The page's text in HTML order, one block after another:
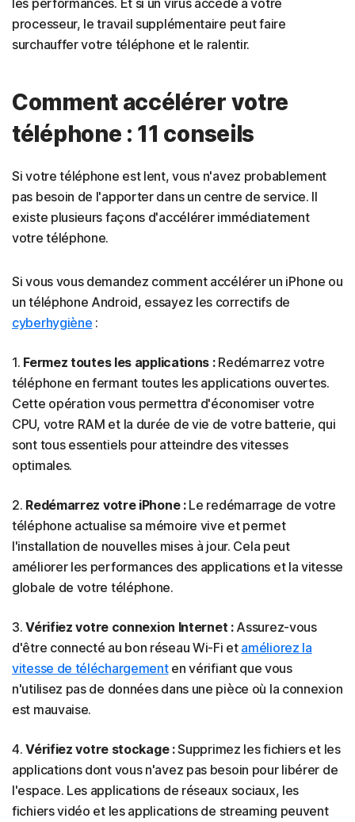
les performances. Et si un virus accède à votre
processeur, le travail supplémentaire peut faire
surchauffer votre téléphone et le ralentir.
Comment accélérer votre
téléphone : 11 conseils
Si votre téléphone est lent, vous n'avez probablement
pas besoin de l'apporter dans un centre de service. Il
existe plusieurs façons d'accélérer immédiatement
votre téléphone.
Si vous vous demandez comment accélérer un iPhone ou
un téléphone Android, essayez les correctifs de
cyberhygiène :
1. Fermez toutes les applications : Redémarrez votre
téléphone en fermant toutes les applications ouvertes.
Cette opération vous permettra d'économiser votre
CPU, votre RAM et la durée de vie de votre batterie, qui
sont tous essentiels pour atteindre des vitesses
optimales.
2. Redémarrez votre iPhone :Le redémarrage de votre
téléphone actualise sa mémoire vive et permet
l'installation de nouvelles mises à jour. Cela peut
améliorer les performances des applications et la vitesse
globale de votre téléphone.
3.Vérifiez votre connexion Internet :Assurez-vous
d'être connecté au bon réseau Wi-Fi et améliorez la
vitesse de téléchargementen vérifiant que vous
n'utilisez pas de données dans une pièce où la connexion
est mauvaise.
4.Vérifiez votre stockage :Supprimez les fichiers et les
applications dont vous n'avez pas besoin pour libérer de
l'espace. Les applications de réseaux sociaux, les
fichiers vidéo et les applications de streaming peuvent